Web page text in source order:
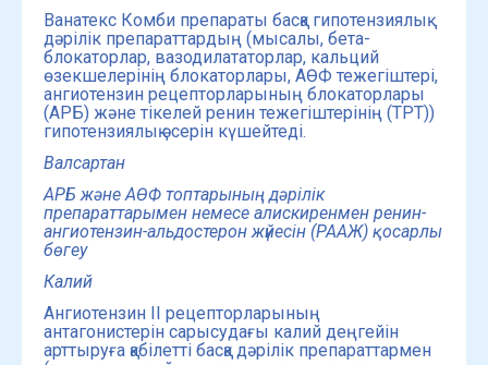
Ванатекс Комби препараты басқа гипотензиялық
дәрілік препараттардың (мысалы, бета-
блокаторлар, вазодилататорлар, кальций
өзекшелерінің блокаторлары, АӨФ тежегіштері,
ангиотензин рецепторларының блокаторлары
(АРБ) және тікелей ренин тежегіштерінің (ТРТ))
гипотензиялық әсерін күшейтеді.
Валсартан
АРБ және АӨФ топтарының дәрілік
препараттарымен немесе алискиренмен ренин-
ангиотензин-альдостеронжүйесін (РААЖ) қосарлы
бөгеу
Калий
Ангиотензин II рецепторларының
антагонистерін сарысудағы калий деңгейін
арттыруға қабілетті басқа дәрілік препараттармен